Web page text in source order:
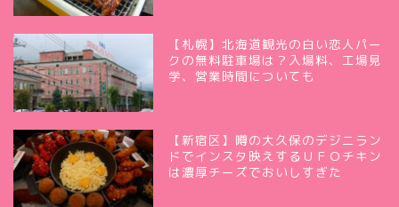
【札幌】北海道観光の白い恋人パー
クの無料駐車場は？入場料、工場見
学、営業時間についても
【新宿区】噂の大久保のデジニラン
ドでインスタ映えするＵＦＯチキン
は濃厚チーズでおいしすぎた